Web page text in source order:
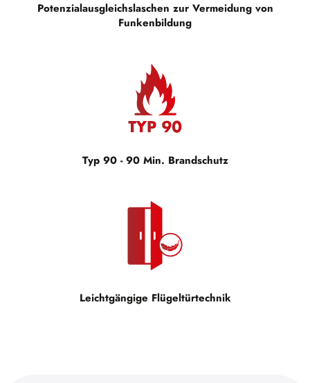
Potenzialausgleichslaschen zur Vermeidung von
Funkenbildung
Typ 90 - 90 Min. Brandschutz
Leichtgängige Flügeltürtechnik